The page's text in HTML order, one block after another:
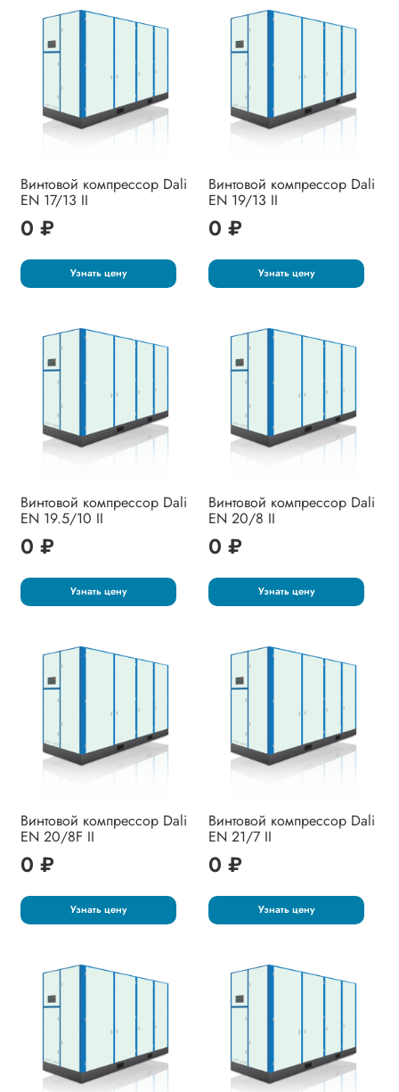
Винтовой компрессор Dali
EN 17/13 II
0 ₽
Узнать цену
Винтовой компрессор Dali
EN 19/13 II
0 ₽
Узнать цену
Винтовой компрессор Dali
EN 19.5/10 II
0 ₽
Узнать цену
Винтовой компрессор Dali
EN 20/8 II
0 ₽
Узнать цену
Винтовой компрессор Dali
EN 20/8F II
0 ₽
Узнать цену
Винтовой компрессор Dali
EN 21/7 II
0 ₽
Узнать цену